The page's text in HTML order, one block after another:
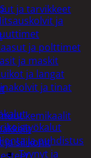
ja
ja polttimet
ja maskit
ja langat
ja tinat
ja puhdistus
Tyynyt ja
ja tarvikkeet
kemikaalit
ja silikonit